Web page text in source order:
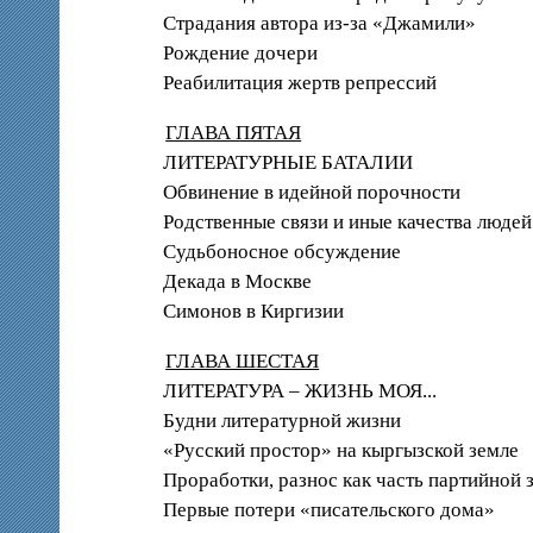
Страдания автора из-за «Джамили»
Рождение дочери
Реабилитация жертв репрессий
ГЛАВА ПЯТАЯ
ЛИТЕРАТУРНЫЕ БАТАЛИИ
Обвинение в идейной порочности
Родственные связи и иные качества людей
Судьбоносное обсуждение
Декада в Москве
Симонов в Киргизии
ГЛАВА ШЕСТАЯ
ЛИТЕРАТУРА – ЖИЗНЬ МОЯ...
Будни литературной жизни
«Русский простор» на кыргызской земле
Проработки, разнос как часть партийной
Первые потери «писательского дома»